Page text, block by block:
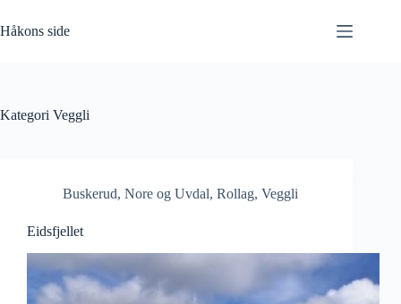
til
innholdet
Håkons side
Kategori Veggli
Buskerud, Nore og Uvdal, Rollag, Veggli
Eidsfjellet